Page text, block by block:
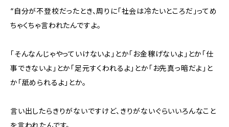
“自分が不登校だったとき、周りに「社会は冷たいところだ」ってめ
ちゃくちゃ言われたんですよ。
「そんなんじゃやっていけないよ」とか「お金稼げないよ」とか「仕
事できないよ」とか「足元すくわれるよ」とか「お先真っ暗だよ」と
か「舐められるよ」とか。
言い出したらきりがないですけど、きりがないぐらいいろんなこと
を言われたんです。